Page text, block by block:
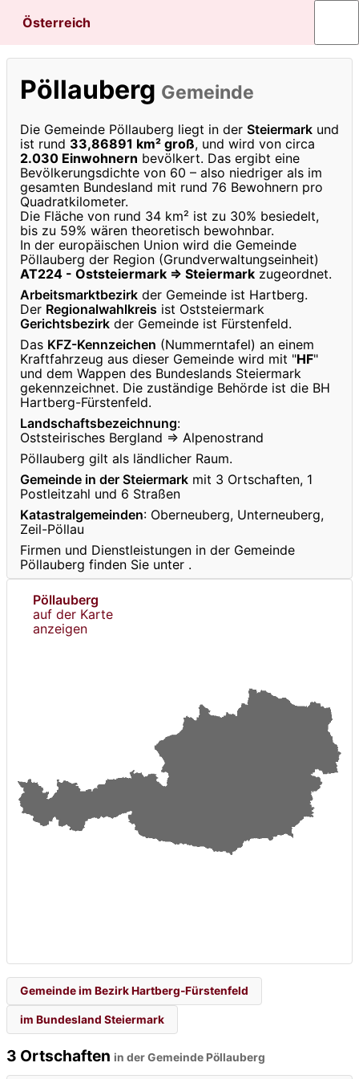
Österreich
Pöllauberg Gemeinde
Die Gemeinde Pöllauberg liegt in der Steiermark und
ist rund 33,86891 km² groß, und wird von circa
2.030 Einwohnern bevölkert. Das ergibt eine
Bevölkerungsdichte von 60 – also niedriger als im
gesamten Bundesland mit rund 76 Bewohnern pro
Quadratkilometer.
Die Fläche von rund 34 km² ist zu 30% besiedelt,
bis zu 59% wären theoretisch bewohnbar.
In der europäischen Union wird die Gemeinde
Pöllauberg der Region (Grundverwaltungseinheit)
AT224 - Oststeiermark ⇒ Steiermark zugeordnet.
Arbeitsmarktbezirk der Gemeinde ist Hartberg.
Der Regionalwahlkreis ist Oststeiermark
Gerichtsbezirk der Gemeinde ist Fürstenfeld.
Das KFZ-Kennzeichen (Nummerntafel) an einem
Kraftfahrzeug aus dieser Gemeinde wird mit "HF"
und dem Wappen des Bundeslands Steiermark
gekennzeichnet. Die zuständige Behörde ist die BH
Hartberg-Fürstenfeld.
Landschaftsbezeichnung:
Oststeirisches Bergland ⇒ Alpenostrand
Pöllauberg gilt als ländlicher Raum.
Gemeinde in der Steiermark mit 3 Ortschaften, 1
Postleitzahl und 6 Straßen
Katastralgemeinden: Oberneuberg, Unterneuberg,
Zeil-Pöllau
Firmen und Dienstleistungen in der Gemeinde
Pöllauberg finden Sie unter .
Pöllauberg
auf der Karte
anzeigen
Gemeinde im Bezirk Hartberg-Fürstenfeld
im Bundesland Steiermark
3 Ortschaften in der Gemeinde Pöllauberg